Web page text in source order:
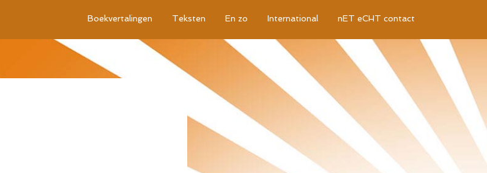
Boekvertalingen Teksten En zo International nET eCHT contact